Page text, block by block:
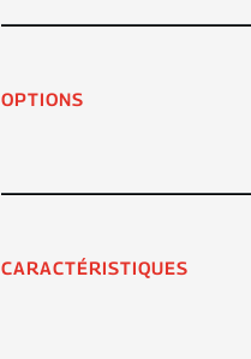
OPTIONS
CARACTÉRISTIQUES